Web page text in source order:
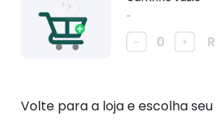
Volte para a loja e escolha